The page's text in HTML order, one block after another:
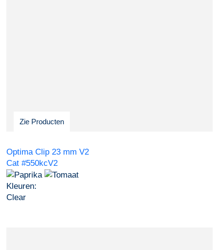
Zie Producten
Optima Clip 23 mm V2
Cat #550kcV2
Kleuren:
Clear